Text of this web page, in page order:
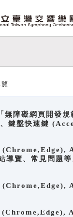
無障礙網頁開發
鍵盤快速鍵
導覽、常見問題等